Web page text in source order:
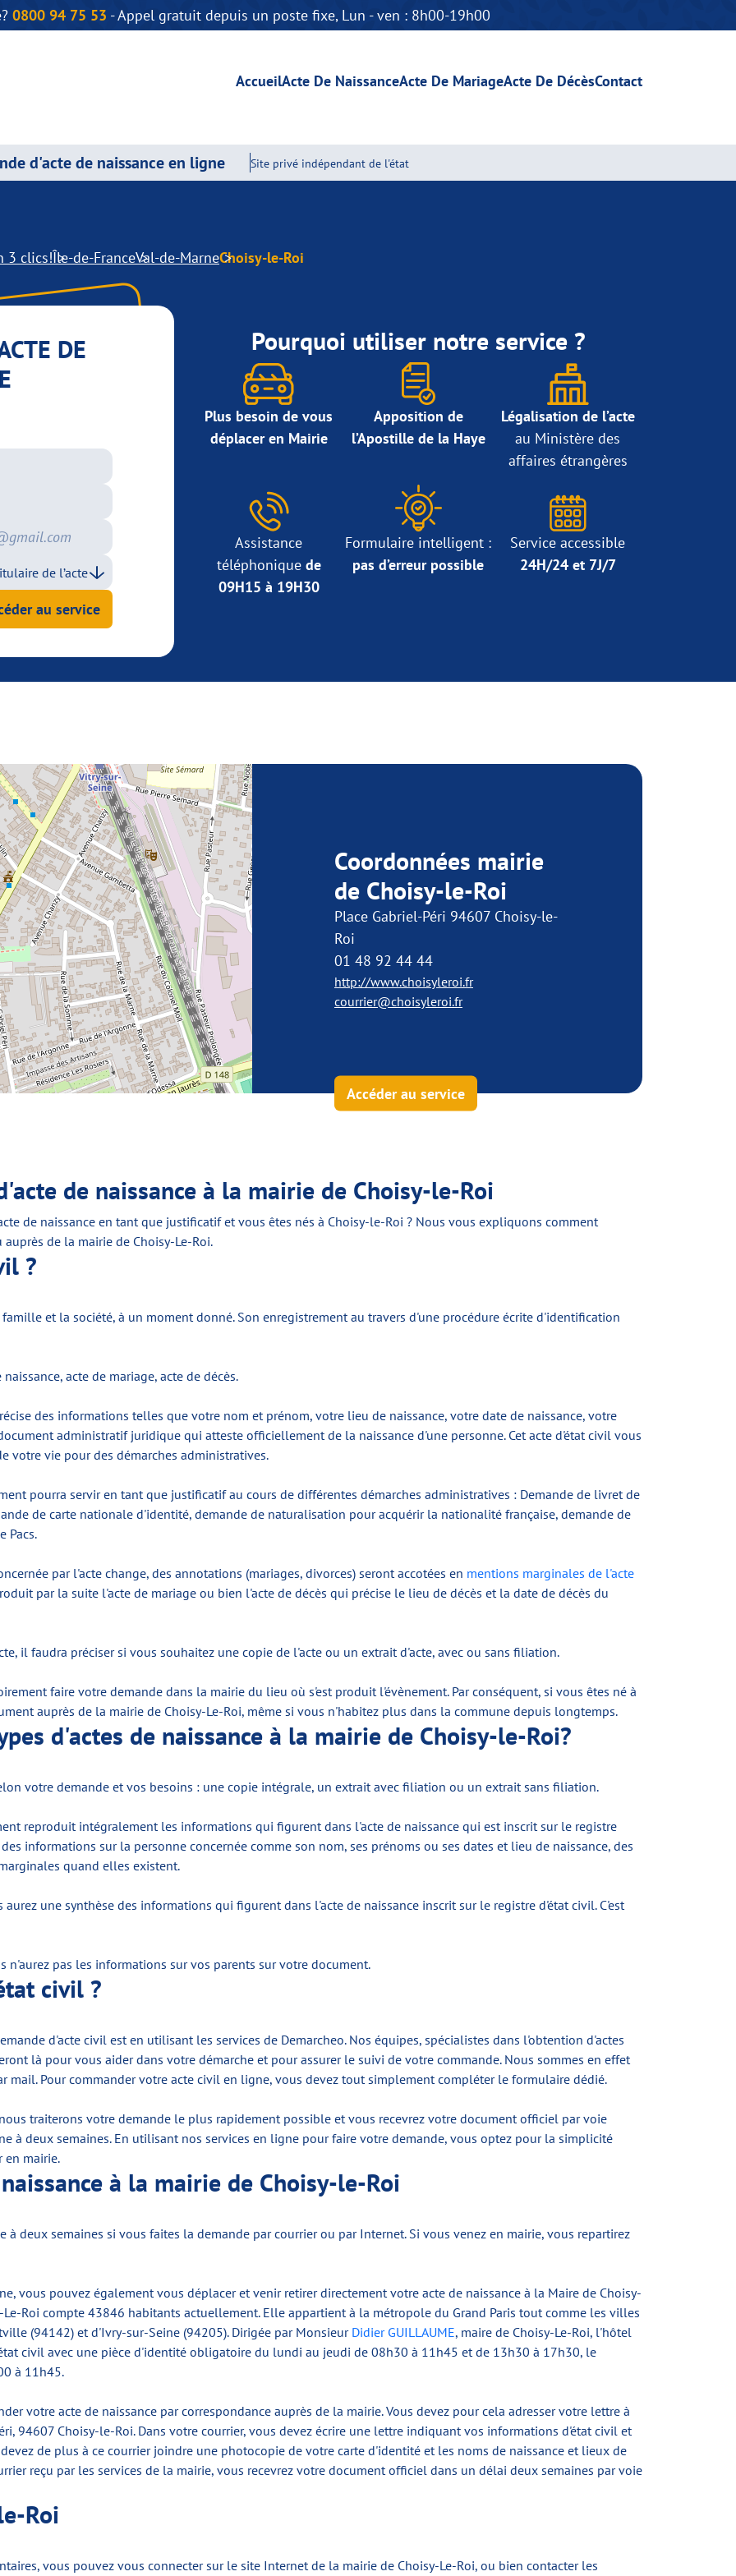
0800 94 75 53 - Appel gratuit depuis un poste fixe, Lun - ven : 8h00-19h00
AccueilActe De NaissanceActe De MariageActe De DécèsContact
d'acte de naissance en ligne Site privé indépendant de l'état
3 clics!Île-de-FranceVal-de-MarneChoisy-le-Roi
DE
au service
Pourquoi utiliser notre service ?
Plus besoin de vous
déplacer en Mairie
Apposition de
l’Apostille de la Haye
Légalisation de l’acte
au Ministère des
affaires étrangères
Assistance
téléphonique de
09H15 à 19H30
Formulaire intelligent :
pas d’erreur possible
Service accessible
24H/24 et 7J/7
Coordonnées mairie
de Choisy-le-Roi
Place Gabriel-Péri 94607 Choisy-le-
Roi
01 48 92 44 44
http://www.choisyleroi.fr
courrier@choisyleroi.fr
Accéder au service
de naissance à la mairie de Choisy-le-Roi
de naissance en tant que justificatif et vous êtes nés à Choisy-le-Roi ? Nous vous expliquons comment
de la mairie de Choisy-Le-Roi.
?
et la société, à un moment donné. Son enregistrement au travers d'une procédure écrite d'identification
acte de mariage, acte de décès.
des informations telles que votre nom et prénom, votre lieu de naissance, votre date de naissance, votre
administratif juridique qui atteste officiellement de la naissance d'une personne. Cet acte d'état civil vous
votre vie pour des démarches administratives.
pourra servir en tant que justificatif au cours de différentes démarches administratives : Demande de livret de
de carte nationale d'identité, demande de naturalisation pour acquérir la nationalité française, demande de
Pacs.
par l'acte change, des annotations (mariages, divorces) seront accotées en mentions marginales de l'acte
par la suite l'acte de mariage ou bien l'acte de décès qui précise le lieu de décès et la date de décès du
il faudra préciser si vous souhaitez une copie de l'acte ou un extrait d'acte, avec ou sans filiation.
faire votre demande dans la mairie du lieu où s'est produit l'évènement. Par conséquent, si vous êtes né à
auprès de la mairie de Choisy-Le-Roi, même si vous n'habitez plus dans la commune depuis longtemps.
d'actes de naissance à la mairie de Choisy-le-Roi?
votre demande et vos besoins : une copie intégrale, un extrait avec filiation ou un extrait sans filiation.
reproduit intégralement les informations qui figurent dans l'acte de naissance qui est inscrit sur le registre
informations sur la personne concernée comme son nom, ses prénoms ou ses dates et lieu de naissance, des
quand elles existent.
aurez une synthèse des informations qui figurent dans l'acte de naissance inscrit sur le registre d'état civil. C'est
n'aurez pas les informations sur vos parents sur votre document.
civil ?
d'acte civil est en utilisant les services de Demarcheo. Nos équipes, spécialistes dans l'obtention d'actes
là pour vous aider dans votre démarche et pour assurer le suivi de votre commande. Nous sommes en effet
Pour commander votre acte civil en ligne, vous devez tout simplement compléter le formulaire dédié.
traiterons votre demande le plus rapidement possible et vous recevrez votre document officiel par voie
à deux semaines. En utilisant nos services en ligne pour faire votre demande, vous optez pour la simplicité
en mairie.
à la mairie de Choisy-le-Roi
deux semaines si vous faites la demande par courrier ou par Internet. Si vous venez en mairie, vous repartirez
vous pouvez également vous déplacer et venir retirer directement votre acte de naissance à la Maire de Choisy-
Roi compte 43846 habitants actuellement. Elle appartient à la métropole du Grand Paris tout comme les villes
(94142) et d'Ivry-sur-Seine (94205). Dirigée par Monsieur Didier GUILLAUME, maire de Choisy-Le-Roi, l'hôtel
civil avec une pièce d'identité obligatoire du lundi au jeudi de 08h30 à 11h45 et de 13h30 à 17h30, le
à 11h45.
votre acte de naissance par correspondance auprès de la mairie. Vous devez pour cela adresser votre lettre à
94607 Choisy-le-Roi. Dans votre courrier, vous devez écrire une lettre indiquant vos informations d'état civil et
de plus à ce courrier joindre une photocopie de votre carte d'identité et les noms de naissance et lieux de
reçu par les services de la mairie, vous recevrez votre document officiel dans un délai deux semaines par voie
Roi
vous pouvez vous connecter sur le site Internet de la mairie de Choisy-Le-Roi, ou bien contacter les